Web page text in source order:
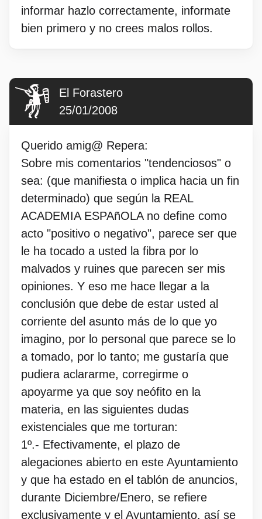
informar hazlo correctamente, informate
bien primero y no crees malos rollos.
El Forastero
25/01/2008
Querido amig@ Repera:
Sobre mis comentarios "tendenciosos" o
sea: (que manifiesta o implica hacia un fin
determinado) que según la REAL
ACADEMIA ESPAñOLA no define como
acto "positivo o negativo", parece ser que
le ha tocado a usted la fibra por lo
malvados y ruines que parecen ser mis
opiniones. Y eso me hace llegar a la
conclusión que debe de estar usted al
corriente del asunto más de lo que yo
imagino, por lo personal que parece se lo
a tomado, por lo tanto; me gustaría que
pudiera aclararme, corregirme o
apoyarme ya que soy neófito en la
materia, en las siguientes dudas
existenciales que me torturan:
1º.- Efectivamente, el plazo de
alegaciones abierto en este Ayuntamiento
y que ha estado en el tablón de anuncios,
durante Diciembre/Enero, se refiere
exclusivamente y el Ayuntamiento. así se